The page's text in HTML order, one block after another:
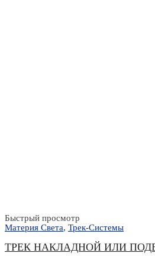
Быстрый просмотр
Материя Света, Трек-Системы
ТРЕК НАКЛАДНОЙ ИЛИ